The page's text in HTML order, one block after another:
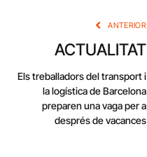
ANTERIOR
ACTUALITAT
Els treballadors del transport i
la logística de Barcelona
preparen una vaga per a
després de vacances